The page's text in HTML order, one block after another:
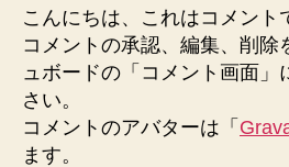
こんにちは、これはコメント
コメントの承認、編集、削除
ュボードの「コメント画面」
さい。
コメントのアバターは「
ます。